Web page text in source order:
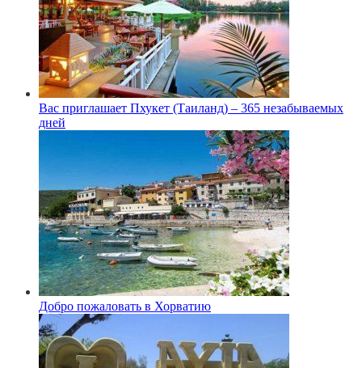
Вас приглашает Пхукет (Таиланд) – 365 незабываемых
дней
Добро пожаловать в Хорватию